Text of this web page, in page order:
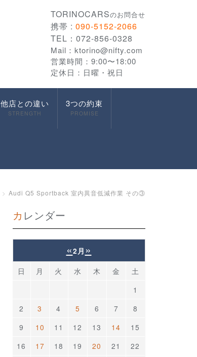
TORINOCARSのお問合せ
携帯 : 090-5152-2066
TEL：072-856-0328
Mail： ktorino@nifty.com
営業時間：9:00〜18:00
定休日：日曜・祝日
他店との違い
STRENGTH
3つの約束
PROMISE
Audi Q5 Sportback 室内異音低減作業 その③
カレンダー
«2月 »
日 月 火 水 木 金
土
1
2
3 4 5 6 7
8
9
10 11 12 13 14
15
16
17 18 19 20 21
22